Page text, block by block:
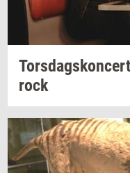
Tors­dags­kon­cert
rock